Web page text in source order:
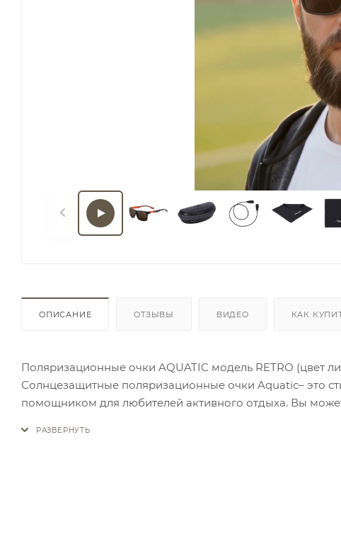
ОПИСАНИЕ ОТЗЫВЫ ВИДЕО КАК
Поляризационные очки AQUATIC модель RETRO (цвет
Солнцезащитные поляризационные очки Aquatic– это
помощником для любителей активного отдыха. Вы